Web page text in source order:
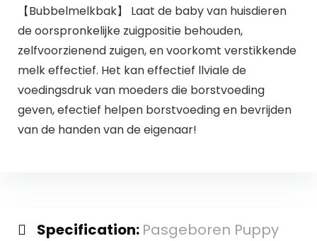
【Bubbelmelkbak】 Laat de baby van huisdieren
de oorspronkelijke zuigpositie behouden,
zelfvoorzienend zuigen, en voorkomt verstikkende
melk effectief. Het kan effectief llviale de
voedingsdruk van moeders die borstvoeding
geven, efectief helpen borstvoeding en bevrijden
van de handen van de eigenaar!
Specification: Pasgeboren Puppy